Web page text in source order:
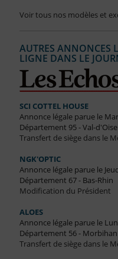
Voir tous nos modèles et
AUTRES ANNONCES
LIGNE DANS LE
SCI COTTEL HOUSE
Annonce légale parue le
Département 95 - Val-d'Oise
Transfert de siège dans le
NGK'OPTIC
Annonce légale parue le
Département 67 - Bas-Rhin
Modification du Président
ALOES
Annonce légale parue le
Département 56 - Morbihan
Transfert de siège dans le